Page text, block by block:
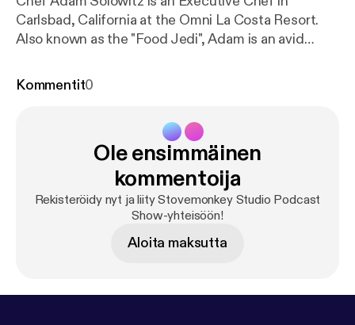
Carlsbad, California at the Omni La Costa Resort.
Also known as the "Food Jedi", Adam is an avid
on TikTok, YouTube, and Instagram. Adam has been
secrets to success. Hope you enjoy for more
information: stovemonkeys.net Stovemonkey T
shirts are now available online #Stovemonkeys
TikTok-TheFoodJedi Instagram-ChefAdam
Solowitz Beat- TzC on soundcloud
Kommentit0
Ole ensimmäinen
kommentoija
Rekisteröidy nyt ja liity Stovemonkey Studio Podcast
Show-yhteisöön!
Aloita maksutta